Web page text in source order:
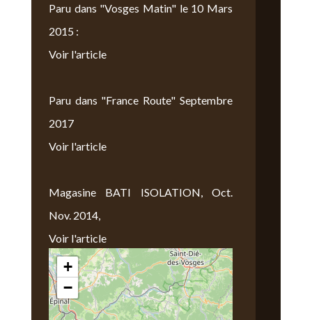
Paru dans "Vosges Matin" le 10 Mars
2015 :
Voir l'article
Paru dans "France Route" Septembre
2017
Voir l'article
Magasine BATI ISOLATION, Oct.
Nov. 2014,
Voir l'article
Nous Trouver
+
−